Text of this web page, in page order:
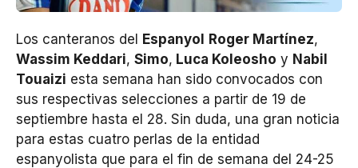
Los canteranos del Espanyol Roger Martínez,
Wassim Keddari, Simo, Luca Koleosho y Nabil
Touaizi esta semana han sido convocados con
sus respectivas selecciones a partir de 19 de
septiembre hasta el 28. Sin duda, una gran noticia
para estas cuatro perlas de la entidad
espanyolista que para el fin de semana del 24-25